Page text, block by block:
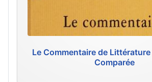
Le Commentaire de
Comparée